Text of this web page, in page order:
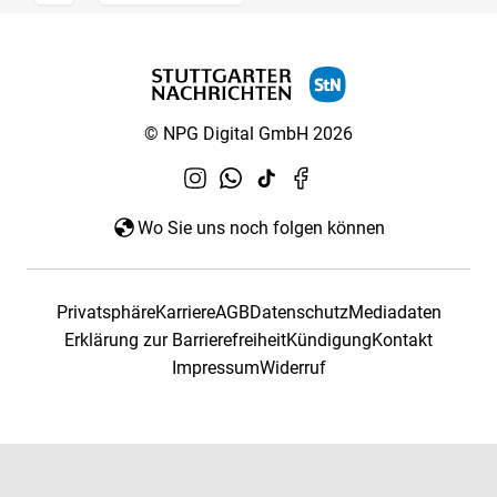
© NPG Digital GmbH 2026
Wo Sie uns noch folgen können
PrivatsphäreKarriereAGBDatenschutzMediadaten
Erklärung zur BarrierefreiheitKündigungKontakt
ImpressumWiderruf